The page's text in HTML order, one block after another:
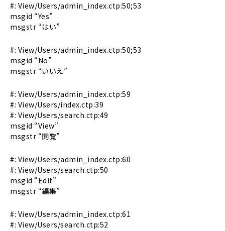
#: View/Users/admin_index.ctp:50;53
msgid “Yes”
msgstr “はい”
#: View/Users/admin_index.ctp:50;53
msgid “No”
msgstr “いいえ”
#: View/Users/admin_index.ctp:59
#: View/Users/index.ctp:39
#: View/Users/search.ctp:49
msgid “View”
msgstr “閲覧”
#: View/Users/admin_index.ctp:60
#: View/Users/search.ctp:50
msgid “Edit”
msgstr “編集”
#: View/Users/admin_index.ctp:61
#: View/Users/search.ctp:52